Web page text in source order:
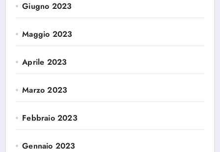
Giugno 2023
Maggio 2023
Aprile 2023
Marzo 2023
Febbraio 2023
Gennaio 2023